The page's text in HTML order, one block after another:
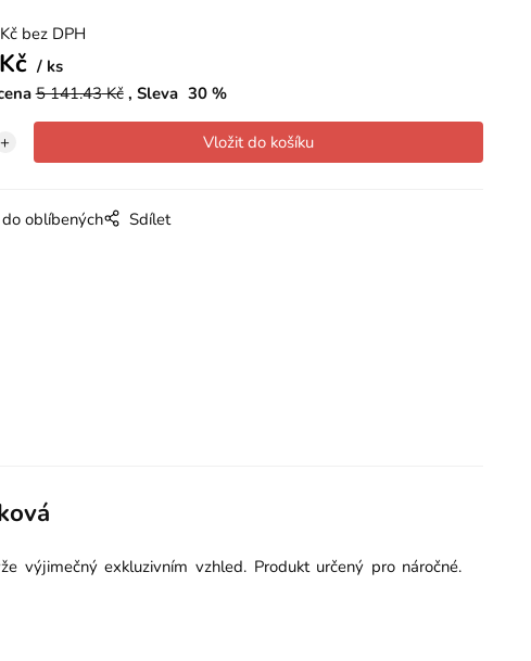
bez DPH
ks
5 141.43Kč Sleva 30%
oblíbených Sdílet
výjimečný exkluzivním vzhled. Produkt určený pro náročné.